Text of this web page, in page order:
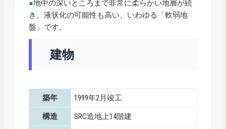
●地中の深いところまで非常に柔らかい地層が続
き、液状化の可能性も高い、いわゆる「軟弱地
盤」です。
建物
築年 1999年2月竣工
構造 SRC造地上14階建